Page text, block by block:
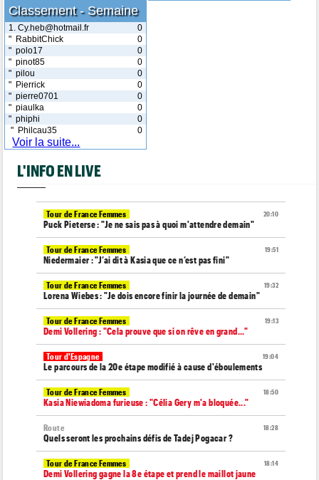
Classement - Semaine
1. Cy.heb@hotmail.fr
0
" RabbitChick
0
" polo17
0
" pinot85
0
" pilou
0
" Pierrick
0
" pierre0701
0
" piaulka
0
" phiphi
0
" Philcau35
0
Voir la suite...
L'INFO EN LIVE
20:10
Tour de France Femmes
Puck Pieterse : "Je ne sais pas à quoi m'attendre demain"
19:51
Tour de France Femmes
Niedermaier : "J’ai dit à Kasia que ce n’est pas fini"
19:32
Tour de France Femmes
Lorena Wiebes : "Je dois encore finir la journée de demain"
19:13
Tour de France Femmes
Demi Vollering : "Cela prouve que si on rêve en grand..."
19:04
Tour d'Espagne
Le parcours de la 20e étape modifié à cause d'éboulements
18:50
Tour de France Femmes
Kasia Niewiadoma furieuse : "Célia Gery m'a bloquée..."
18:28
Route
Quels seront les prochains défis de Tadej Pogacar ?
18:14
Tour de France Femmes
Demi Vollering gagne la 8e étape et prend le maillot jaune